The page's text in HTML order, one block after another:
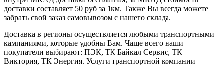
доставки составляет 50 руб за 1км. Также Вы всегда можете
забрать свой заказ самовывозом с нашего склада.
Доставка в регионы осуществляется любыми транспортными
кампаниями, которые удобны Вам. Чаще всего наши
покупатели выбирают: ПЭК, ТК Байкал Сервис, ТК
Виктория, ТК Энергия. Услуги транспортной компании